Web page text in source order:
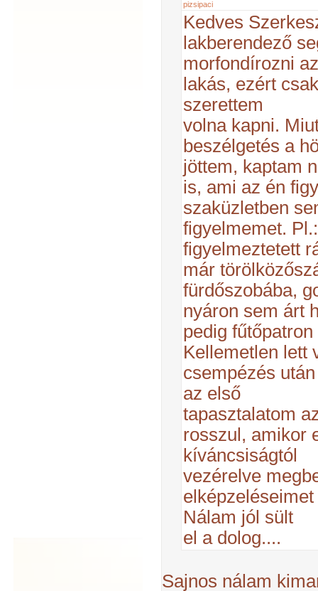
pizsipaci
Kedves
lakberendező
morfondírozni
lakás, ezért
szerettem
volna kapni.
beszélgetés a
jöttem, kaptam
is, ami az én
szaküzletben
figyelmemet.
figyelmeztetett
már
fürdőszobába,
nyáron sem árt
pedig
Kellemetlen lett
csempézés
az első
tapasztalatom
rosszul, amikor
kíváncsiságtól
vezérelve
Nálam jól sült
el a dolog....
Sajnos nálam